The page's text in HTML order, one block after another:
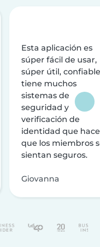
Esta aplicación es
súper fácil de usar,
súper útil,
tiene muchos
sistemas de
seguridad y
verificación de
identidad que
que los miembros
sientan seguros.
Giovanna